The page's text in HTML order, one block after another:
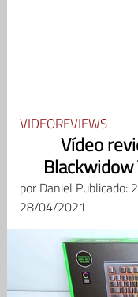
VIDEOREVIEWS
Vídeo
porDaniel Publicado:
28/04/2021